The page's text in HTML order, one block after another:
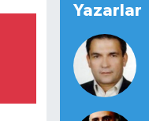
Yazarlar